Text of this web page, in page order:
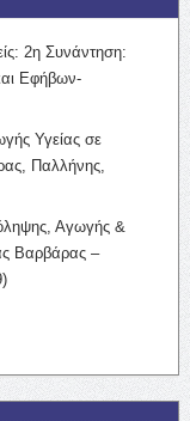
2η Συνάντηση:
Εφήβων-
Υγείας σε
Παλλήνης,
Αγωγής &
Βαρβάρας –